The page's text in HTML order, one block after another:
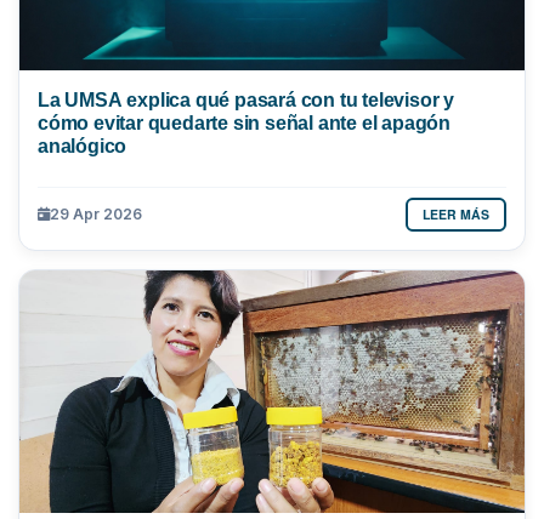
La UMSA explica qué pasará con tu televisor y
cómo evitar quedarte sin señal ante el apagón
analógico
29 Apr 2026 LEER MÁS